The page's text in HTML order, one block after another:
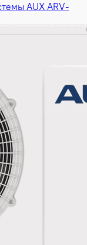
AUX ARV-